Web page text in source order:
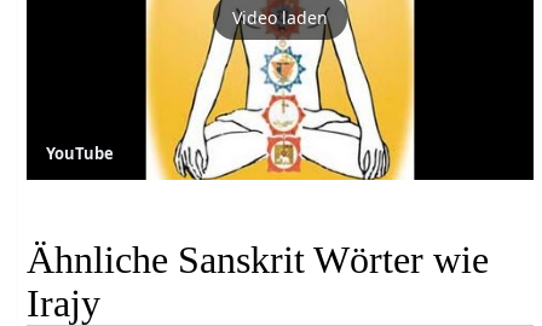
Video laden
YouTube
Ähnliche Sanskrit Wörter wie
Irajy